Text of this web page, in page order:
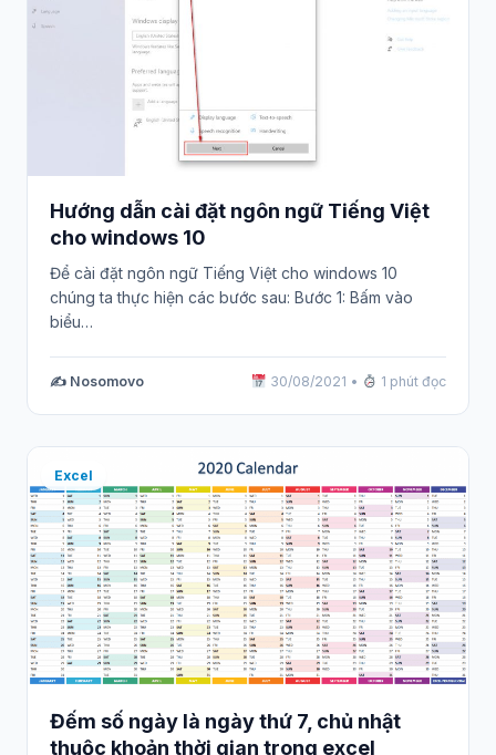
Hướng dẫn cài đặt ngôn ngữ Tiếng Việt
cho windows 10
Để cài đặt ngôn ngữ Tiếng Việt cho windows 10
chúng ta thực hiện các bước sau: Bước 1: Bấm vào
biểu…
✍️ Nosomovo 30/08/2021 • 1 phút đọc
Excel
Đếm số ngày là ngày thứ 7, chủ nhật
thuộc khoản thời gian trong excel